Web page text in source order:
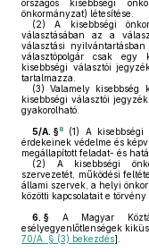
országos kisebbségi
önkormányzat) létesítése.
(2) A kisebbségi
választásában az a
választási
választópolgár csak egy
kisebbségi választói
tartalmazza.
(3) Valamely
kisebbségi választói
gyakorolható.
5/A. §8 (1) A kisebbségi
érdekeinek védelme és
megállapított feladat- és
(2) A kisebbségi
szervezetét, működési
állami szervek, a helyi
közötti kapcsolatait e törvény
6. § A Magyar
esélyegyenlőtlenségek
70/A. § (3) bekezdés].